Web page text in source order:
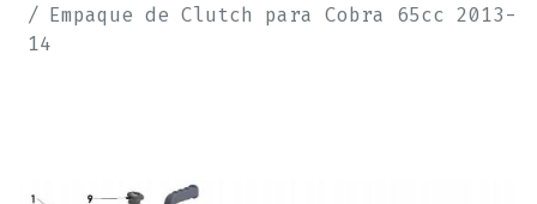
Empaque de Clutch para Cobra 65cc 2013-
14